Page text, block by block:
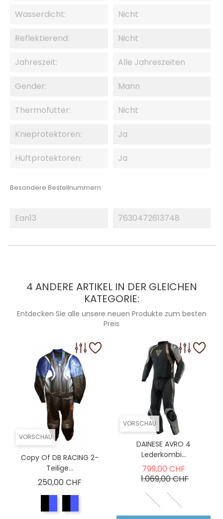
Wasserdicht: Nicht
Reflektierend: Nicht
Jahreszeit: Alle Jahreszeiten
Gender: Mann
Thermofutter: Nicht
Knieprotektoren: Ja
Hüftprotektoren: Ja
Besondere Bestellnummern
Ean13 7630472613748
4 ANDERE ARTIKEL IN DER GLEICHEN
KATEGORIE:
Entdecken Sie alle unsere neuen Produkte zum besten
Preis
VORSCHAU
Copy Of DB RACING 2-
Teilige...
250,00 CHFPreis
VORSCHAU
DAINESE AVRO 4
Lederkombi...
799,00 CHF
1.069,00 CHFPreis